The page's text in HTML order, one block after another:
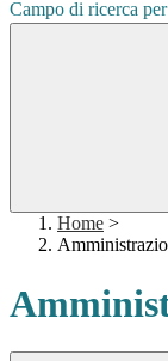
Campo di ricerca
Home >